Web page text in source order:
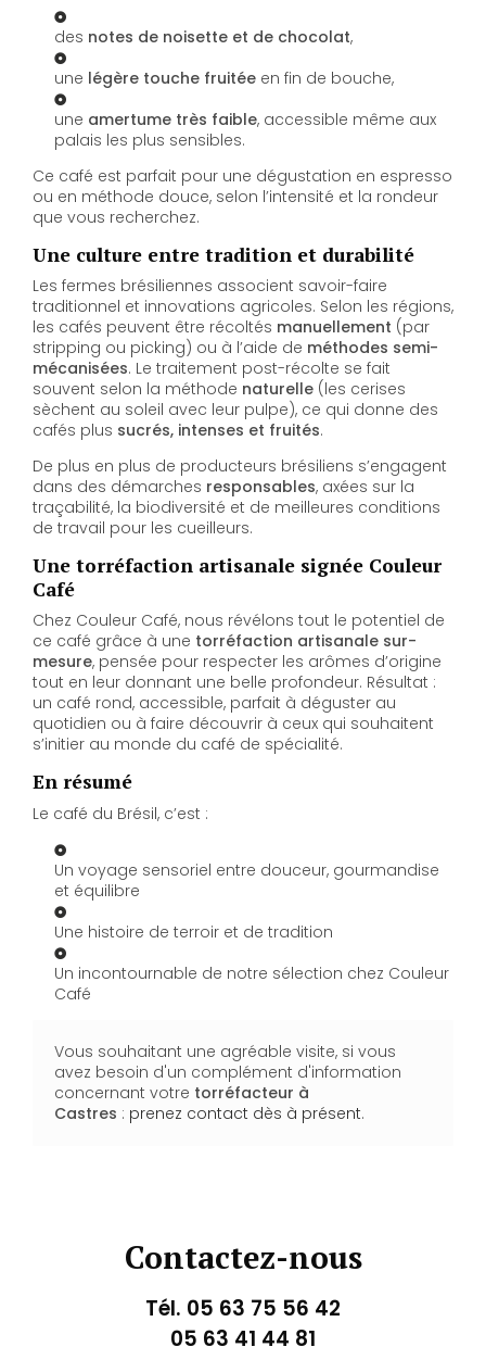
des notes de noisette et de chocolat,
une légère touche fruitée en fin de bouche,
une amertume très faible, accessible même aux
palais les plus sensibles.
Ce café est parfait pour une dégustation en espresso
ou en méthode douce, selon l’intensité et la rondeur
que vous recherchez.
Une culture entre tradition et durabilité
Les fermes brésiliennes associent savoir-faire
traditionnel et innovations agricoles. Selon les régions,
les cafés peuvent être récoltés manuellement (par
stripping ou picking) ou à l’aide de méthodes semi-
mécanisées. Le traitement post-récolte se fait
souvent selon la méthode naturelle (les cerises
sèchent au soleil avec leur pulpe), ce qui donne des
cafés plus sucrés, intenses et fruités.
De plus en plus de producteurs brésiliens s’engagent
dans des démarches responsables, axées sur la
traçabilité, la biodiversité et de meilleures conditions
de travail pour les cueilleurs.
Une torréfaction artisanale signée Couleur
Café
Chez Couleur Café, nous révélons tout le potentiel de
ce café grâce à une torréfaction artisanale sur-
mesure, pensée pour respecter les arômes d’origine
tout en leur donnant une belle profondeur. Résultat :
un café rond, accessible, parfait à déguster au
quotidien ou à faire découvrir à ceux qui souhaitent
s’initier au monde du café de spécialité.
En résumé
Le café du Brésil, c’est :
Un voyage sensoriel entre douceur, gourmandise
et équilibre
Une histoire de terroir et de tradition
Un incontournable de notre sélection chez Couleur
Café
Vous souhaitant une agréable visite, si vous
avez besoin d'un complément d'information
concernant votre torréfacteur à
Castres : prenez contact dès à présent.
Contactez-nous
Tél. 05 63 75 56 42
05 63 41 44 81